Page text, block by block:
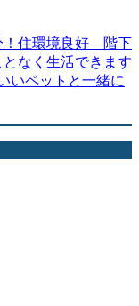
！住環境良好 階下
なく生活できます
ペットと一緒に